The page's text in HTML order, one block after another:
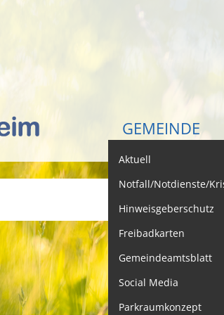
GEMEINDE
Aktuell
Notfall/Notdienste/
Hinweisgeberschutz
Freibadkarten
Gemeindeamtsblatt
Social Media
Parkraumkonzept